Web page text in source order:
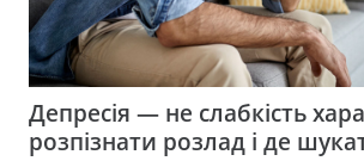
Депресія — не слабкість
розпізнати розлад і де